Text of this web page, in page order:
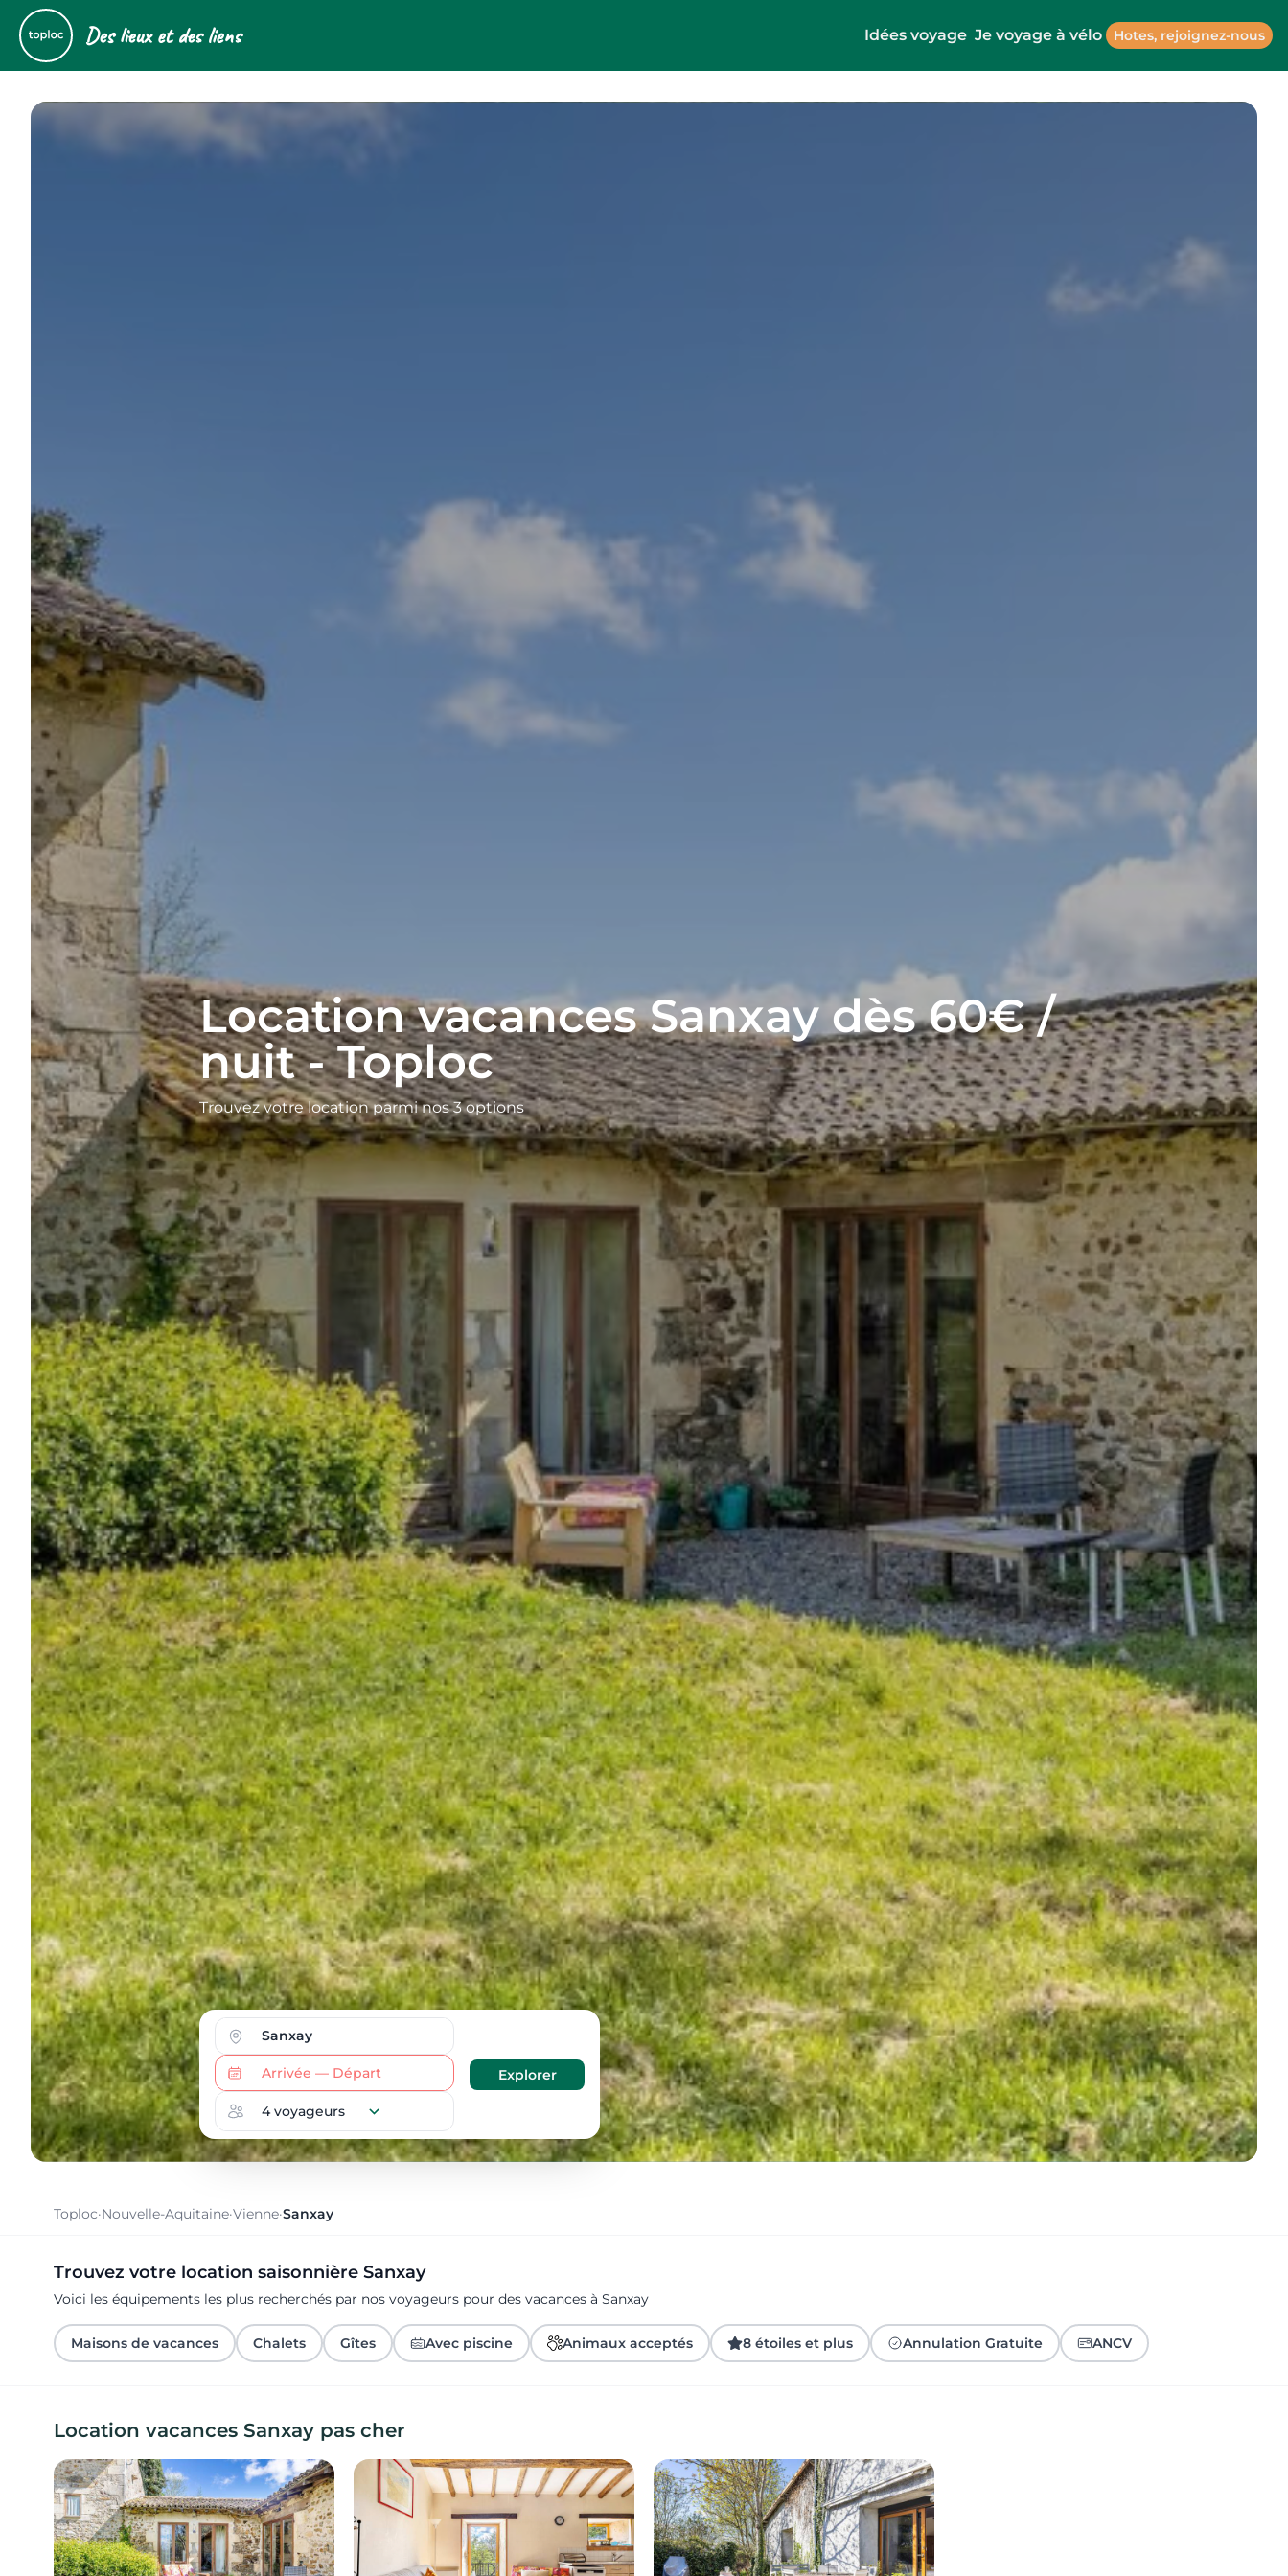
Des lieux et des liens Idées voyage Je voyage à vélo Hotes, rejoignez-nous
Location vacances Sanxay dès 60€ /
nuit - Toploc
Trouvez votre location parmi nos 3 options
Toploc·Nouvelle-Aquitaine·Vienne·Sanxay
Trouvez votre location saisonnière Sanxay
Voici les équipements les plus recherchés par nos voyageurs pour des vacances à Sanxay
Maisons de vacances Chalets Gîtes Avec piscine Animaux acceptés 8 étoiles et plus Annulation Gratuite ANCV
Location vacances Sanxay pas cher